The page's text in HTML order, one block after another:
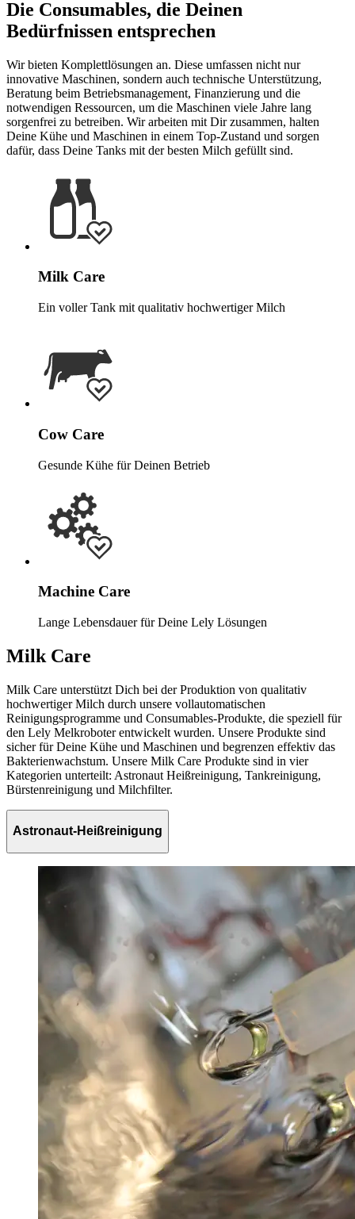
Die Consumables, die Deinen
Bedürfnissen entsprechen
Wir bieten Komplettlösungen an. Diese umfassen nicht nur
innovative Maschinen, sondern auch technische Unterstützung,
Beratung beim Betriebsmanagement, Finanzierung und die
notwendigen Ressourcen, um die Maschinen viele Jahre lang
sorgenfrei zu betreiben. Wir arbeiten mit Dir zusammen, halten
Deine Kühe und Maschinen in einem Top-Zustand und sorgen
dafür, dass Deine Tanks mit der besten Milch gefüllt sind.
Milk Care
Ein voller Tank mit qualitativ hochwertiger Milch
Cow Care
Gesunde Kühe für Deinen Betrieb
Machine Care
Lange Lebensdauer für Deine Lely Lösungen
Milk Care
Milk Care unterstützt Dich bei der Produktion von qualitativ
hochwertiger Milch durch unsere vollautomatischen
Reinigungsprogramme und Consumables-Produkte, die speziell für
den Lely Melkroboter entwickelt wurden. Unsere Produkte sind
sicher für Deine Kühe und Maschinen und begrenzen effektiv das
Bakterienwachstum. Unsere Milk Care Produkte sind in vier
Kategorien unterteilt: Astronaut Heißreinigung, Tankreinigung,
Bürstenreinigung und Milchfilter.
Astronaut-Heißreinigung